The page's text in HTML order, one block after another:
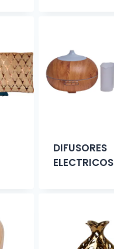
DIFUSORES
ELECTRICOS